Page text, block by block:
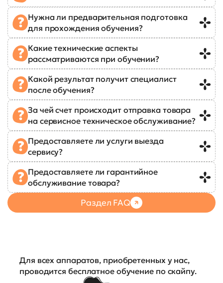
Нужна ли предварительная подготовка
для прохождения обучения?
Какие технические аспекты
рассматриваются при обучении?
Какой результат получит специалист
после обучения?
За чей счет происходит отправка товара
на сервисное техническое обслуживание?
Предоставляете ли услуги выезда
сервису?
Предоставляете ли гарантийное
обслуживание товара?
Раздел FAQ
Для всех аппаратов, приобретенных у нас,
проводится бесплатное обучение по скайпу.